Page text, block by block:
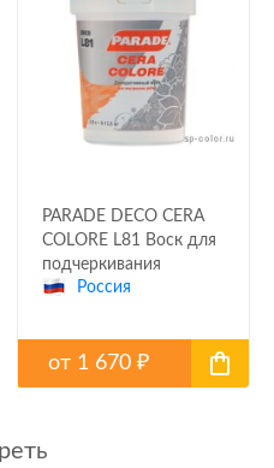
PARADE DECO CERA
COLORE L81 Воск для
подчеркивания
фактуры
штукатурки
Россия
от 1 670₽